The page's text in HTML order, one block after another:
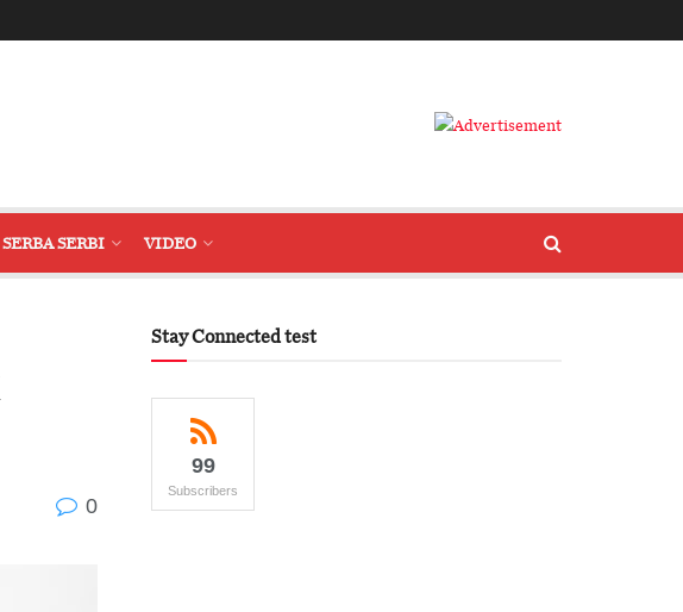
SERBA SERBI VIDEO
0
Stay Connected test
99
Subscribers